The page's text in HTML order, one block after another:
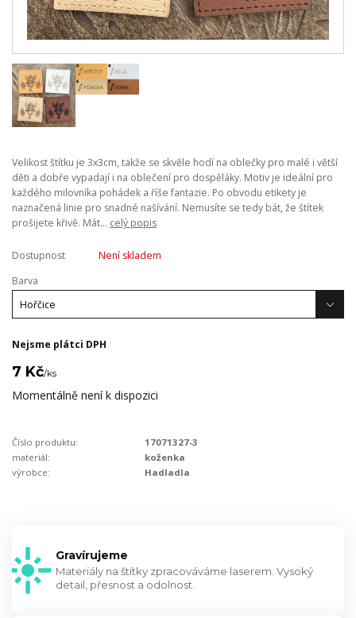
Velikost štítku je 3x3cm, takže se skvěle hodí na oblečky pro malé i větší
děti a dobře vypadají i na oblečení pro dospěláky. Motiv je ideální pro
každého milovníka pohádek a říše fantazie. Po obvodu etikety je
naznačená linie pro snadné našívání. Nemusíte se tedy bát, že štítek
prošijete křivě. Mát... celý popis
Dostupnost
Není skladem
Barva
Nejsme plátci DPH
7 Kč/ks
Momentálně není k dispozici
Číslo produktu:
17071327-3
materiál:
koženka
výrobce:
Hadladla
Gravírujeme
Materiály na štítky zpracováváme laserem. Vysoký
detail, přesnost a odolnost.